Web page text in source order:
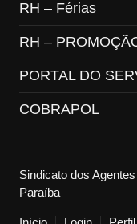
RH – Férias
RH –
PORTAL DO
COBRAPOL
Sindicato dos
Paraíba